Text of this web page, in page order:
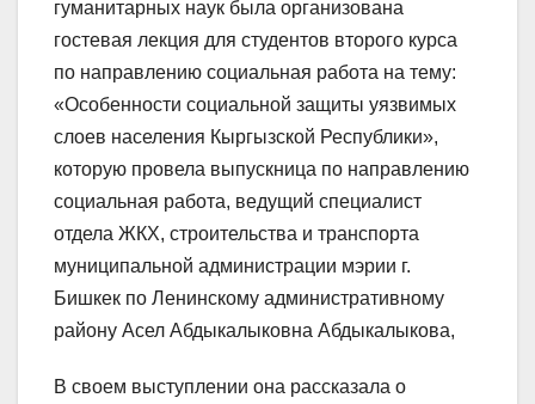
гуманитарных наук была организована
гостевая лекция для студентов второго курса
по направлению социальная работа на тему:
«Особенности социальной защиты уязвимых
слоев населения Кыргызской Республики»,
которую провела выпускница по направлению
социальная работа, ведущий специалист
отдела ЖКХ, строительства и транспорта
муниципальной администрации мэрии г.
Бишкек по Ленинскому административному
району Асел Абдыкалыковна Абдыкалыкова,
В своем выступлении она рассказала о